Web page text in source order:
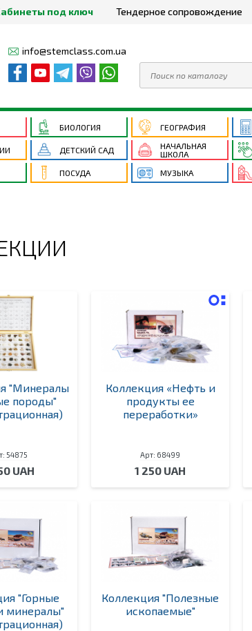
под ключ Тендерное сопровождение
info@stemclass.com.ua
БИОЛОГИЯ ГЕОГРАФИЯ
ДЕТСКИЙ САД
НАЧАЛЬНАЯ
ШКОЛА
ПОСУДА МУЗЫКА
"Минералы
породы"
54875
UAH
Коллекция «Нефть и
продукты ее
переработки»
Арт: 68499
1 250 UAH
"Горные
минералы"
Коллекция "Полезные
ископаемые"